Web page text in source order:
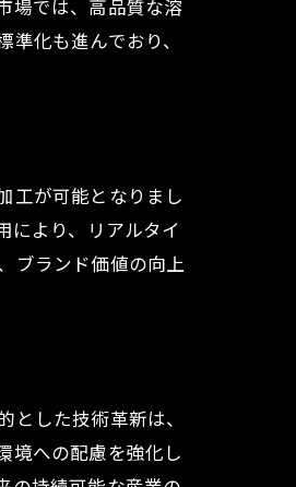
場では、高品質な溶
化も進んでおり、
工が可能となりまし
により、リアルタイ
ブランド価値の向上
した技術革新は、
境への配慮を強化し